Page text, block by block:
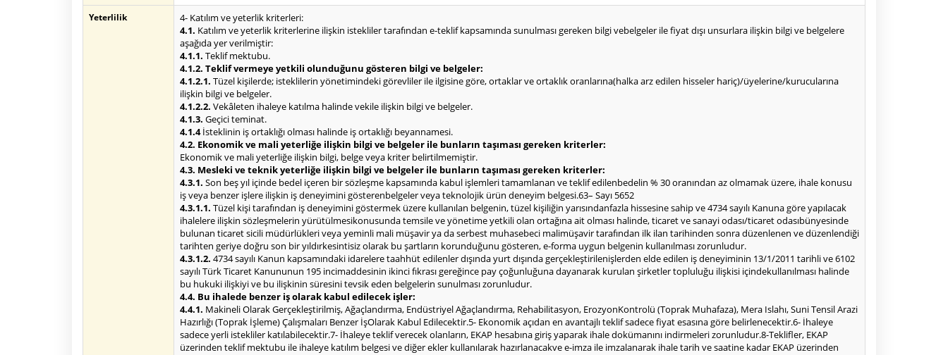
Yeterlilik
4- Katılım ve yeterlik kriterleri:
4.1. Katılım ve yeterlik kriterlerine ilişkin istekliler tarafından e-teklif kapsamında sunulması gereken bilgi vebelgeler ile fiyat dışı unsurlara ilişkin bilgi ve belgelere
aşağıda yer verilmiştir:
4.1.1. Teklif mektubu.
4.1.2. Teklif vermeye yetkili olunduğunu gösteren bilgi ve belgeler:
4.1.2.1. Tüzel kişilerde; isteklilerin yönetimindeki görevliler ile ilgisine göre, ortaklar ve ortaklık oranlarına(halka arz edilen hisseler hariç)/üyelerine/kurucularına
ilişkin bilgi ve belgeler.
4.1.2.2. Vekâleten ihaleye katılma halinde vekile ilişkin bilgi ve belgeler.
4.1.3. Geçici teminat.
4.1.4İsteklinin iş ortaklığı olması halinde iş ortaklığı beyannamesi.
4.2. Ekonomik ve mali yeterliğe ilişkin bilgi ve belgeler ile bunların taşıması gereken kriterler:
Ekonomik ve mali yeterliğe ilişkin bilgi, belge veya kriter belirtilmemiştir.
4.3. Mesleki ve teknik yeterliğe ilişkin bilgi ve belgeler ile bunların taşıması gereken kriterler:
4.3.1. Son beş yıl içinde bedel içeren bir sözleşme kapsamında kabul işlemleri tamamlanan ve teklif edilenbedelin % 30 oranından az olmamak üzere, ihale konusu
iş veya benzer işlere ilişkin iş deneyimini gösterenbelgeler veya teknolojik ürün deneyim belgesi.63– Sayı 5652
4.3.1.1. Tüzel kişi tarafından iş deneyimini göstermek üzere kullanılan belgenin, tüzel kişiliğin yarısındanfazla hissesine sahip ve 4734 sayılı Kanuna göre yapılacak
ihalelere ilişkin sözleşmelerin yürütülmesikonusunda temsile ve yönetime yetkili olan ortağına ait olması halinde, ticaret ve sanayi odası/ticaret odasıbünyesinde
bulunan ticaret sicili müdürlükleri veya yeminli mali müşavir ya da serbest muhasebeci malimüşavir tarafından ilk ilan tarihinden sonra düzenlenen ve düzenlendiği
tarihten geriye doğru son bir yıldırkesintisiz olarak bu şartların korunduğunu gösteren, e-forma uygun belgenin kullanılması zorunludur.
4.3.1.2. 4734 sayılı Kanun kapsamındaki idarelere taahhüt edilenler dışında yurt dışında gerçekleştirilenişlerden elde edilen iş deneyiminin 13/1/2011 tarihli ve 6102
sayılı Türk Ticaret Kanununun 195 incimaddesinin ikinci fıkrası gereğince pay çoğunluğuna dayanarak kurulan şirketler topluluğu ilişkisi içindekullanılması halinde
bu hukuki ilişkiyi ve bu ilişkinin süresini tevsik eden belgelerin sunulması zorunludur.
4.4. Bu ihalede benzer iş olarak kabul edilecek işler:
4.4.1. Makineli Olarak Gerçekleştirilmiş, Ağaçlandırma, Endüstriyel Ağaçlandırma, Rehabilitasyon, ErozyonKontrolü (Toprak Muhafaza), Mera Islahı, Suni Tensil Arazi
Hazırlığı (Toprak İşleme) Çalışmaları Benzer İşOlarak Kabul Edilecektir.5- Ekonomik açıdan en avantajlı teklif sadece fiyat esasına göre belirlenecektir.6- İhaleye
sadece yerli istekliler katılabilecektir.7- İhaleye teklif verecek olanların, EKAP hesabına giriş yaparak ihale dokümanını indirmeleri zorunludur.8-Teklifler, EKAP
üzerinden teklif mektubu ile ihaleye katılım belgesi ve diğer ekler kullanılarak hazırlanacakve e-imza ile imzalanarak ihale tarih ve saatine kadar EKAP üzerinden